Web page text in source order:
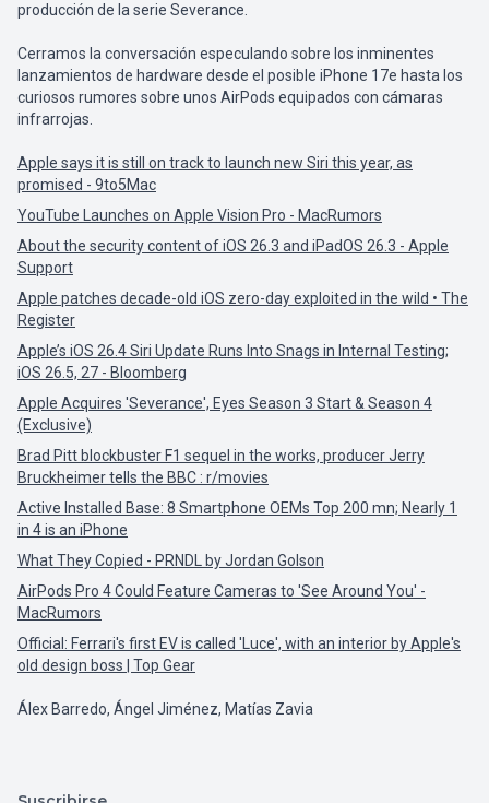
producción de la serie Severance.
Cerramos la conversación especulando sobre los inminentes
lanzamientos de hardware desde el posible iPhone 17e hasta los
curiosos rumores sobre unos AirPods equipados con cámaras
infrarrojas.
Apple says it is still on track to launch new Siri this year, as
promised - 9to5Mac
YouTube Launches on Apple Vision Pro - MacRumors
About the security content of iOS 26.3 and iPadOS 26.3 - Apple
Support
Apple patches decade-old iOS zero-day exploited in the wild • The
Register
Apple’s iOS 26.4 Siri Update Runs Into Snags in Internal Testing;
iOS 26.5, 27 - Bloomberg
Apple Acquires 'Severance', Eyes Season 3 Start & Season 4
(Exclusive)
Brad Pitt blockbuster F1 sequel in the works, producer Jerry
Bruckheimer tells the BBC : r/movies
Active Installed Base: 8 Smartphone OEMs Top 200 mn; Nearly 1
in 4 is an iPhone
What They Copied - PRNDL by Jordan Golson
AirPods Pro 4 Could Feature Cameras to 'See Around You' -
MacRumors
Official: Ferrari's first EV is called 'Luce', with an interior by Apple's
old design boss | Top Gear
Álex Barredo, Ángel Jiménez, Matías Zavia